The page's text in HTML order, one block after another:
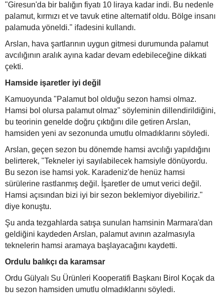
"Giresun'da bir balığın fiyatı 10 liraya kadar indi. Bu nedenle
palamut, kırmızı et ve tavuk etine alternatif oldu. Bölge insanı
palamuda yöneldi." ifadesini kullandı.
Arslan, hava şartlarının uygun gitmesi durumunda palamut
avcılığının aralık ayına kadar devam edebileceğine dikkati
çekti.
Hamside işaretler iyi değil
Kamuoyunda "Palamut bol olduğu sezon hamsi olmaz.
Hamsi bol olursa palamut olmaz" söyleminin dillendirildiğini,
bu teorinin genelde doğru çıktığını dile getiren Arslan,
hamsiden yeni av sezonunda umutlu olmadıklarını söyledi.
Arslan, geçen sezon bu dönemde hamsi avcılığı yapıldığını
belirterek, "Tekneler iyi sayılabilecek hamsiyle dönüyordu.
Bu sezon ise hamsi yok. Karadeniz'de henüz hamsi
sürülerine rastlanmış değil. İşaretler de umut verici değil.
Hamsi açısından bizi iyi bir sezon beklemiyor diyebiliriz."
diye konuştu.
Şu anda tezgahlarda satışa sunulan hamsinin Marmara'dan
geldiğini kaydeden Arslan, palamut avının azalmasıyla
teknelerin hamsi aramaya başlayacağını kaydetti.
Ordulu balıkçı da karamsar
Ordu Gülyalı Su Ürünleri Kooperatifi Başkanı Birol Koçak da
bu sezon hamsiden umutlu olmadıklarını söyledi.